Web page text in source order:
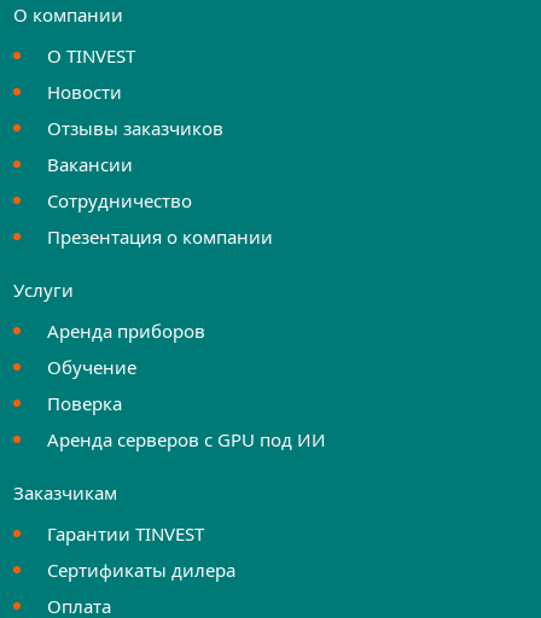
О компании
О TINVEST
Новости
Отзывы заказчиков
Вакансии
Сотрудничество
Презентация о компании
Услуги
Аренда приборов
Обучение
Поверка
Аренда серверов с GPU под ИИ
Заказчикам
Гарантии TINVEST
Сертификаты дилера
Оплата